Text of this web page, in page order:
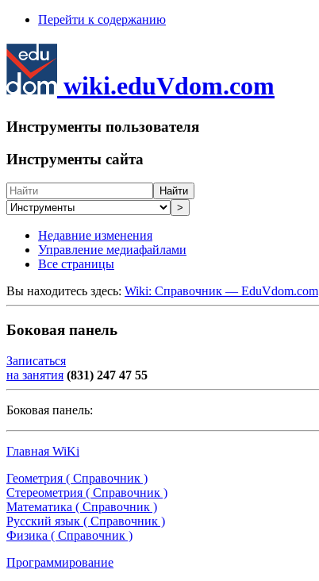
Перейти к содержанию
wiki.eduVdom.com
Инструменты пользователя
Инструменты сайта
Найти
>
Недавние изменения
Управление медиафайлами
Все страницы
Вы находитесь здесь: Wiki: Справочник — EduVdom.com
Боковая панель
Записаться
на занятия (831) 247 47 55
Боковая панель:
Главная WiKi
Геометрия ( Справочник )
Стереометрия ( Справочник )
Математика ( Справочник )
Русский язык ( Справочник )
Физика ( Справочник )
Программирование